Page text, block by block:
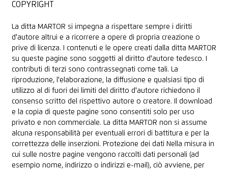
COPYRIGHT
La ditta MARTOR si impegna a rispettare sempre i diritti
d'autore altrui e a ricorrere a opere di propria creazione o
prive di licenza. I contenuti e le opere creati dalla ditta MARTOR
su queste pagine sono soggetti al diritto d'autore tedesco. I
contributi di terzi sono contrassegnati come tali. La
riproduzione, l'elaborazione, la diffusione e qualsiasi tipo di
utilizzo al di fuori dei limiti del diritto d'autore richiedono il
consenso scritto del rispettivo autore o creatore. Il download
e la copia di queste pagine sono consentiti solo per uso
privato e non commerciale. La ditta MARTOR non si assume
alcuna responsabilità per eventuali errori di battitura e per la
correttezza delle inserzioni. Protezione dei dati Nella misura in
cui sulle nostre pagine vengono raccolti dati personali (ad
esempio nome, indirizzo o indirizzi e-mail), ciò avviene, per